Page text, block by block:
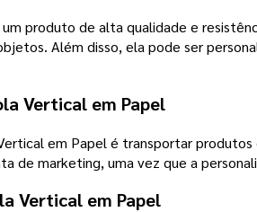
produto de alta qualidade e
Além disso, ela pode ser
Vertical em Papel
em Papel é transportar
de marketing, uma vez que a
Vertical em Papel